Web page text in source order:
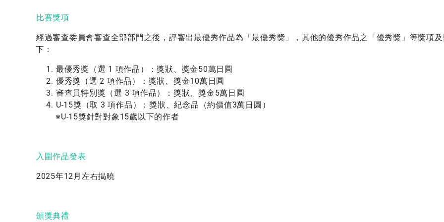
比賽獎項
經過審查委員會審查全部部門之後，評審出最優秀作品為「最優秀獎」，其他的優秀作品之「優秀獎」等獎項
下：
最優秀獎（選 1 項作品）：獎狀、獎金50萬日圓
優秀獎（選 2 項作品）：獎狀、獎金10萬日圓
審查員特別獎（選 3 項作品）：獎狀、獎金5萬日圓
U-15獎（取 3 項作品）
：獎狀、紀念品（約價值3萬日圓）
※U-15獎針對對象15歲以下的作者
入圍作品發表
2025年12月左右揭曉
頒獎典禮